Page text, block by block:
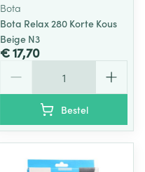
Bota
Bota Relax 280 Korte Kous
Beige N3
€ 17,70
Bestel